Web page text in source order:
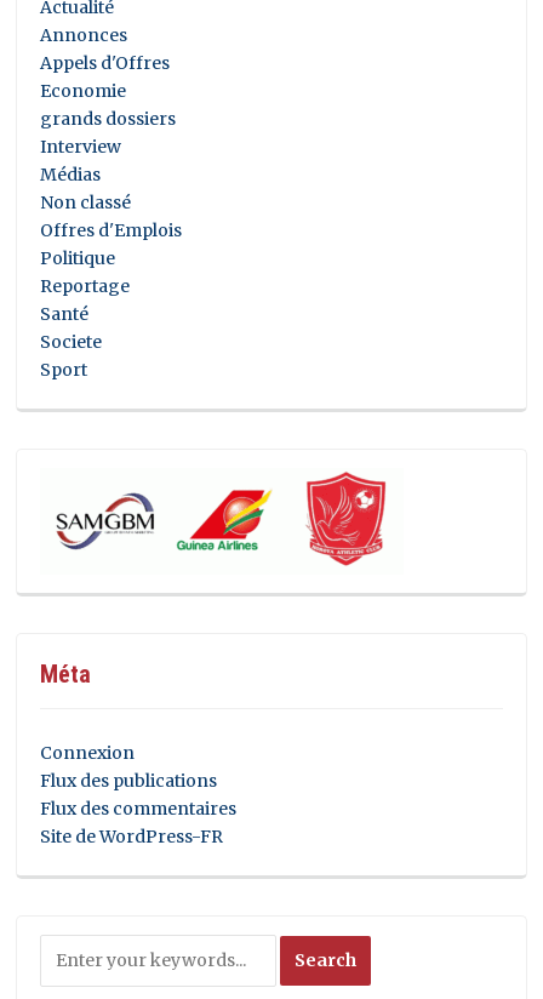
Actualité
Annonces
Appels d'Offres
Economie
grands dossiers
Interview
Médias
Non classé
Offres d'Emplois
Politique
Reportage
Santé
Societe
Sport
Méta
Connexion
Flux des publications
Flux des commentaires
Site de WordPress-FR